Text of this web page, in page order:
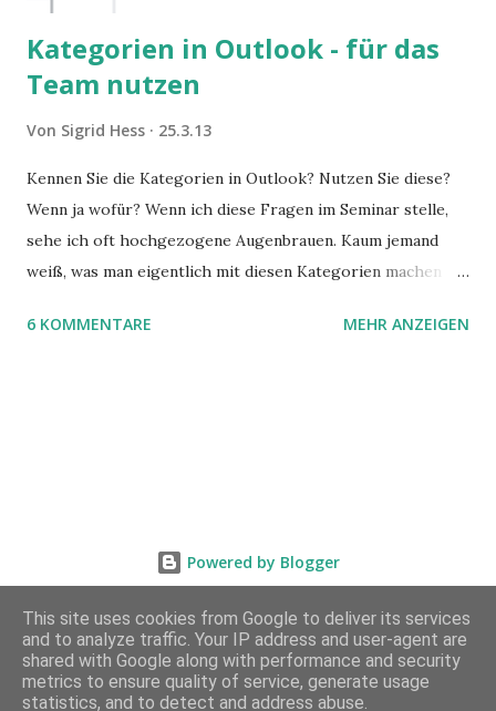
Kategorien in Outlook - für das
Team nutzen
Von Sigrid Hess 25.3.13
Kennen Sie die Kategorien in Outlook? Nutzen Sie diese?
Wenn ja wofür? Wenn ich diese Fragen im Seminar stelle,
sehe ich oft hochgezogene Augenbrauen. Kaum jemand
weiß, was man eigentlich mit diesen Kategorien machen
sie Ihnen vor.
6 KOMMENTARE MEHR ANZEIGEN
Powered by Blogger
This site uses cookies from Google to deliver its services
and to analyze traffic. Your IP address and user-agent are
shared with Google along with performance and security
metrics to ensure quality of service, generate usage
statistics, and to detect and address abuse.